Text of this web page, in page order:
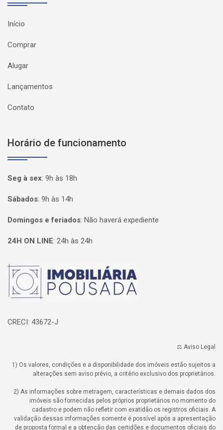
Início
Comprar
Alugar
Lançamentos
Contato
Horário de funcionamento
Seg à sex: 9h às 18h
Sábados: 9h às 14h
Domingos e feriados: Não haverá expediente
24H ON LINE: 24h às 24h
Página inicial
CRECI: 43672-J
⚖️ Aviso Legal
1) Os valores, condições e a disponibilidade dos imóveis estão sujeitos a
alterações sem aviso prévio, a critério exclusivo dos proprietários.
2) As informações sobre metragem, características e demais dados dos
imóveis são fornecidas pelos próprios proprietários no momento do
cadastro e podem não refletir com exatidão os registros oficiais. A
validação dessas informações somente é possível após a apresentação
de proposta formal e a obtenção das certidões e documentos oficiais do